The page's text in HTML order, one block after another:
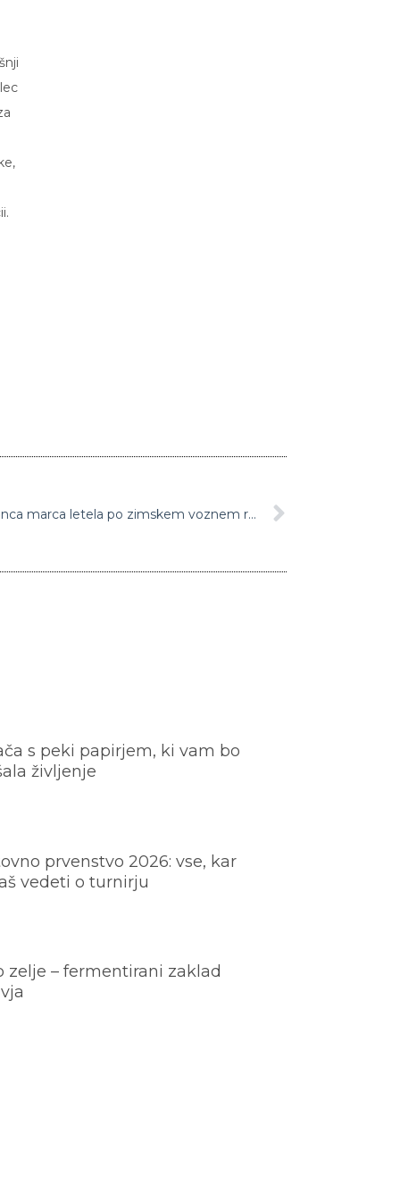
Adria Airways bo od danes do konca marca letela po zimskem voznem redu
s peki papirjem, ki vam bo
življenje
prvenstvo 2026: vse, kar
vedeti o turnirju
zelje – fermentirani zaklad